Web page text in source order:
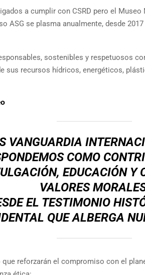
a cumplir con CSRD pero el
ASG se plasma anualmente, desde
sostenibles y respetuosos
sus recursos hídricos, energéticos,
VANGUARDIA
COMO
EDUCACIÓN Y
VALORES
EL TESTIMONIO
QUE ALBERGA
reforzarán el compromiso con el